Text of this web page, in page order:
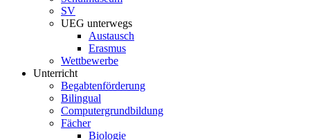
SV
UEG unterwegs
Austausch
Erasmus
Wettbewerbe
Unterricht
Begabtenförderung
Bilingual
Computergrundbildung
Fächer
Biologie